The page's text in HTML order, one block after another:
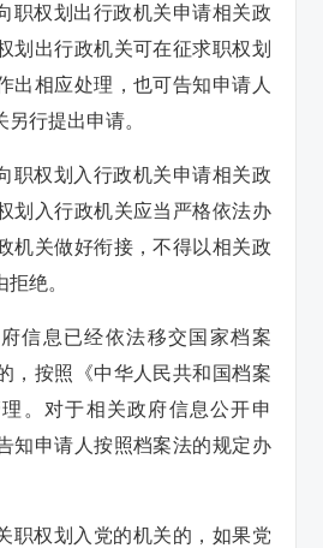
职权划出行政机关申请相关政
划出行政机关可在征求职权划
出相应处理，也可告知申请人
行提出申请。
职权划入行政机关申请相关政
划入行政机关应当严格依法办
机关做好衔接，不得以相关政
绝。
信息已经依法移交国家档案
，按照《中华人民共和国档案
。对于相关政府信息公开申
知申请人按照档案法的规定办
职权划入党的机关的，如果党